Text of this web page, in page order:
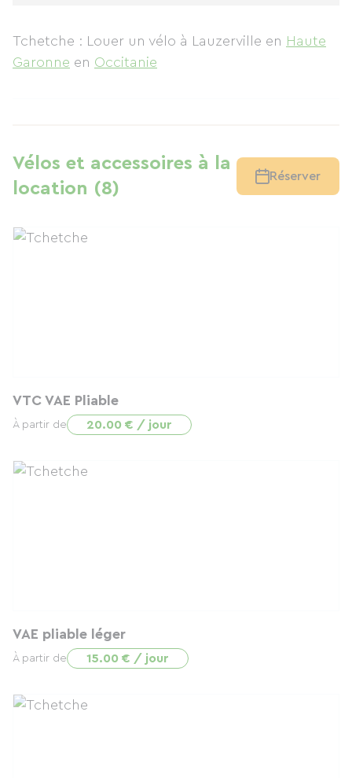
Tchetche : Louer un vélo à Lauzerville en Haute
Garonne en Occitanie
Vélos et accessoires à la
location (8)
Réserver
VTC VAE Pliable
À partir de 20.00 € / jour
VAE pliable léger
À partir de 15.00 € / jour